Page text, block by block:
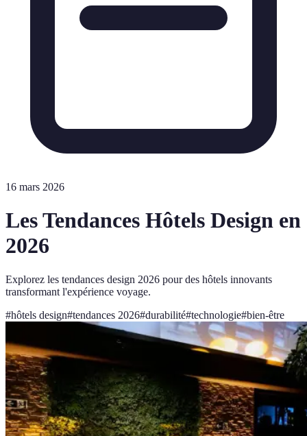
16 mars 2026
Les Tendances Hôtels Design en
2026
Explorez les tendances design 2026 pour des hôtels innovants
transformant l'expérience voyage.
#hôtels design#tendances 2026#durabilité#technologie#bien-être